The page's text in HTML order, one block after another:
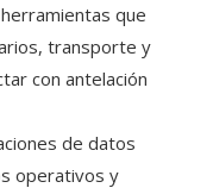
herramientas que
transporte y
con antelación
de datos
operativos y